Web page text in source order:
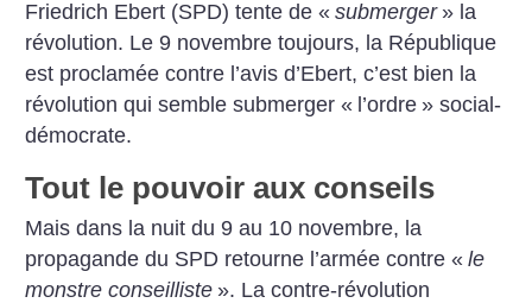
Friedrich Ebert (SPD) tente de « submerger » la
révolution. Le 9 novembre toujours, la République
est proclamée contre l’avis d’Ebert, c’est bien la
révolution qui semble submerger « l’ordre » social-
démocrate.
Tout le pouvoir aux conseils
Mais dans la nuit du 9 au 10 novembre, la
propagande du SPD retourne l’armée contre « le
monstre conseilliste ». La contre-révolution